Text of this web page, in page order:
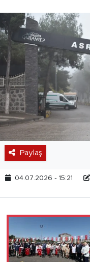
Paylaş
04.07.2026 - 15:21